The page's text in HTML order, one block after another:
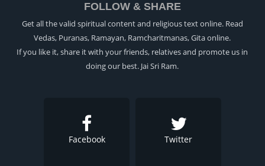
FOLLOW & SHARE
Get all the valid spiritual content and religious text online. Read
Vedas, Puranas, Ramayan, Ramcharitmanas, Gita online.
If you like it, share it with your friends, relatives and promote us in
doing our best. Jai Sri Ram.
Facebook Twitter